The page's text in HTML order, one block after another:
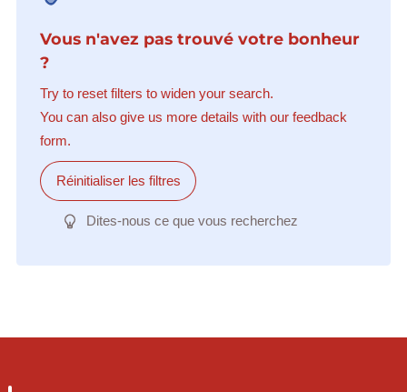
Vous n'avez pas trouvé votre bonheur
?
Try to reset filters to widen your search.
You can also give us more details with our feedback
form.
Réinitialiser les filtres
Dites-nous ce que vous recherchez